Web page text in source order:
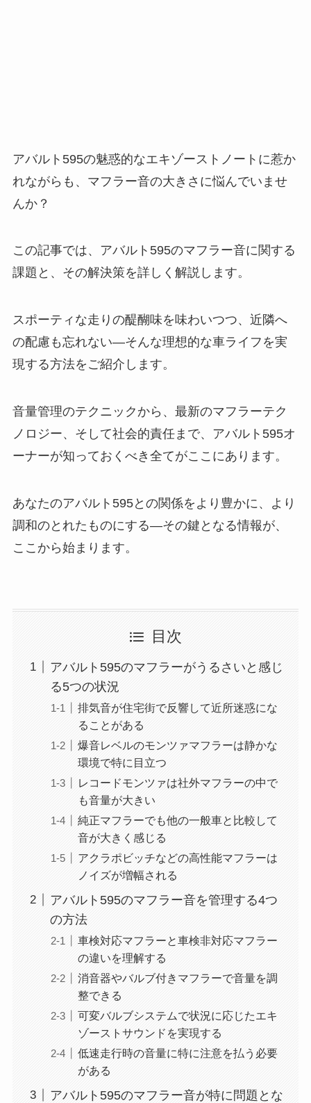
アバルト595の魅惑的なエキゾーストノートに惹か
れながらも、マフラー音の大きさに悩んでいませ
んか？
この記事では、アバルト595のマフラー音に関する
課題と、その解決策を詳しく解説します。
スポーティな走りの醍醐味を味わいつつ、近隣へ
の配慮も忘れない—そんな理想的な車ライフを実
現する方法をご紹介します。
音量管理のテクニックから、最新のマフラーテク
ノロジー、そして社会的責任まで、アバルト595オ
ーナーが知っておくべき全てがここにあります。
あなたのアバルト595との関係をより豊かに、より
調和のとれたものにする—その鍵となる情報が、
ここから始まります。
目次
アバルト595のマフラーがうるさいと感じ
る5つの状況
排気音が住宅街で反響して近所迷惑にな
ることがある
爆音レベルのモンツァマフラーは静かな
環境で特に目立つ
レコードモンツァは社外マフラーの中で
も音量が大きい
純正マフラーでも他の一般車と比較して
音が大きく感じる
アクラポビッチなどの高性能マフラーは
ノイズが増幅される
アバルト595のマフラー音を管理する4つ
の方法
車検対応マフラーと車検非対応マフラー
の違いを理解する
消音器やバルブ付きマフラーで音量を調
整できる
可変バルブシステムで状況に応じたエキ
ゾーストサウンドを実現する
低速走行時の音量に特に注意を払う必要
がある
アバルト595のマフラー音が特に問題とな